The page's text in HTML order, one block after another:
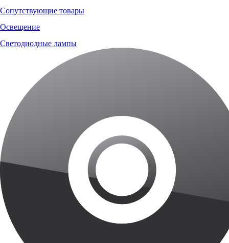
Сопутствующие товары
Освещение
Светодиодные лампы